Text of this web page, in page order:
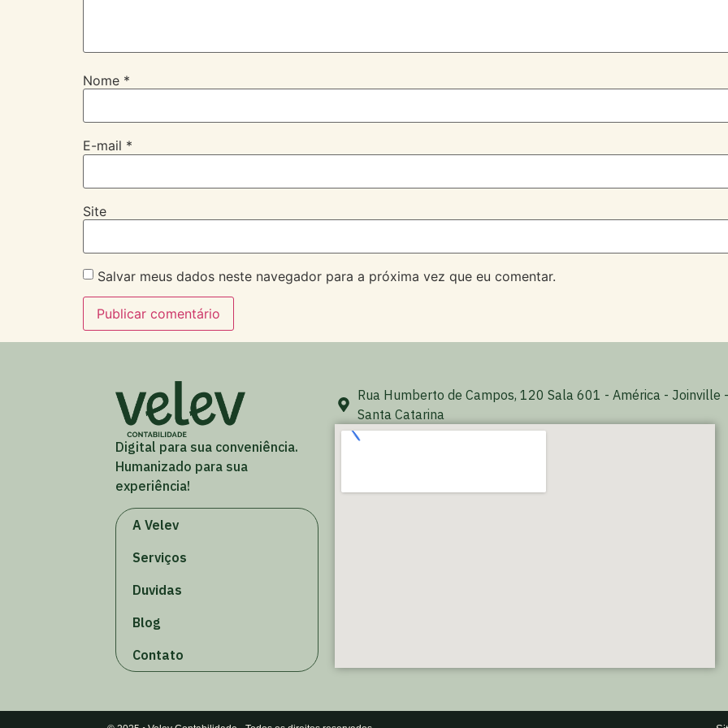
Nome *
E-mail *
Site
Salvar meus dados neste navegador para a próxima vez que eu comentar.
Digital para sua conveniência.
Humanizado para sua
experiência!
A Velev
Serviços
Duvidas
Blog
Contato
Rua Humberto de Campos, 120 Sala 601 - América - Joinville -
Santa Catarina